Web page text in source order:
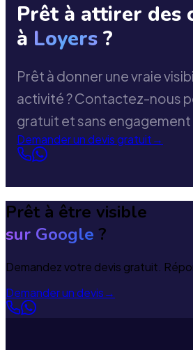
Prêt à attirer des
à Loyers ?
Prêt à donner une vraie
activité ? Contactez-nous
gratuit et sans engagement
Demander un devis gratuit→
Prêt à être visible
sur Google ?
Demandez votre devis gratuit.
Demander un devis→